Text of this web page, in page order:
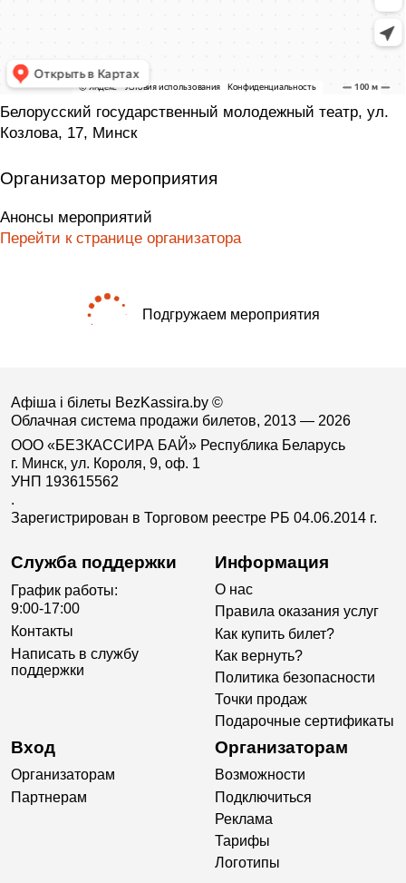
Белорусский государственный молодежный театр, ул.
Козлова, 17, Минск
Организатор мероприятия
Анонсы мероприятий
Перейти к странице организатора
Подгружаем мероприятия
Афіша і білеты BezKassira.by ©
Облачная система продажи билетов, 2013 — 2026
ООО «БЕЗКАССИРА БАЙ» Республика Беларусь
г. Минск, ул. Короля, 9, оф. 1
УНП 193615562
.
Зарегистрирован в Торговом реестре РБ 04.06.2014 г.
Служба поддержки
График работы:
9:00-17:00
Контакты
Написать в службу
поддержки
Информация
О нас
Правила оказания услуг
Как купить билет?
Как вернуть?
Политика безопасности
Точки продаж
Подарочные сертификаты
Вход
Организаторам
Партнерам
Организаторам
Возможности
Подключиться
Реклама
Тарифы
Логотипы